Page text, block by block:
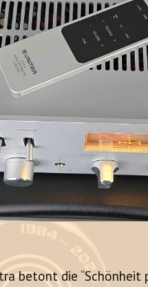
betont die “Schönheit